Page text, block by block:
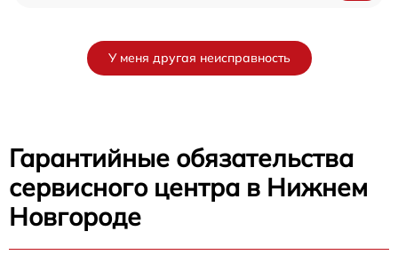
У меня другая неисправность
Гарантийные обязательства
сервисного центра в Нижнем
Новгороде